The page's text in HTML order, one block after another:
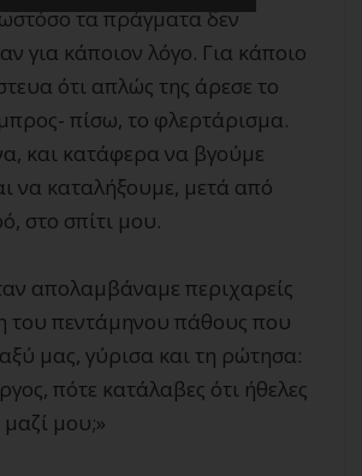
τα πράγματα δεν
για κάποιον λόγο. Για κάποιο
ότι απλώς της άρεσε το
πίσω, το φλερτάρισμα.
και κατάφερα να βγούμε
να καταλήξουμε, μετά από
στο σπίτι μου.
απολαμβάναμε περιχαρείς
του πεντάμηνου πάθους που
μας, γύρισα και τη ρώτησα:
πότε κατάλαβες ότι ήθελες
μαζί μου;»